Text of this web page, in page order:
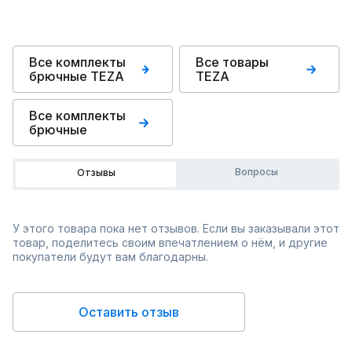
Все комплекты
брючные TEZA
Все товары
TEZA
Все комплекты
брючные
Отзывы Вопросы
У этого товара пока нет отзывов. Если вы заказывали этот
товар, поделитесь своим впечатлением о нём, и другие
покупатели будут вам благодарны.
Оставить отзыв